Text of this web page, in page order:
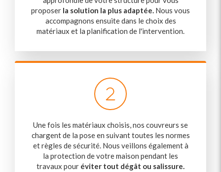
proposer la solution la plus adaptée. Nous vous
accompagnons ensuite dans le choix des
matériaux et la planification de l'intervention.
Une fois les matériaux choisis, nos couvreurs se
chargent de la pose en suivant toutes les normes
et règles de sécurité. Nous veillons également à
la protection de votre maison pendant les
travaux pour éviter tout dégât ou salissure.